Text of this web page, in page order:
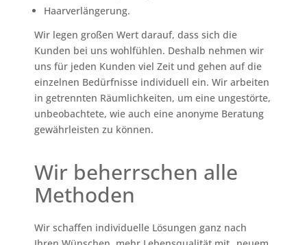
Haarverlängerung.
Wir legen großen Wert darauf, dass sich die
Kunden bei uns wohlfühlen. Deshalb nehmen wir
uns für jeden Kunden viel Zeit und gehen auf die
einzelnen Bedürfnisse individuell ein. Wir arbeiten
in getrennten Räumlichkeiten, um eine ungestörte,
unbeobachtete, wie auch eine anonyme Beratung
gewährleisten zu können.
Wir beherrschen alle
Methoden
Wir schaffen individuelle Lösungen ganz nach